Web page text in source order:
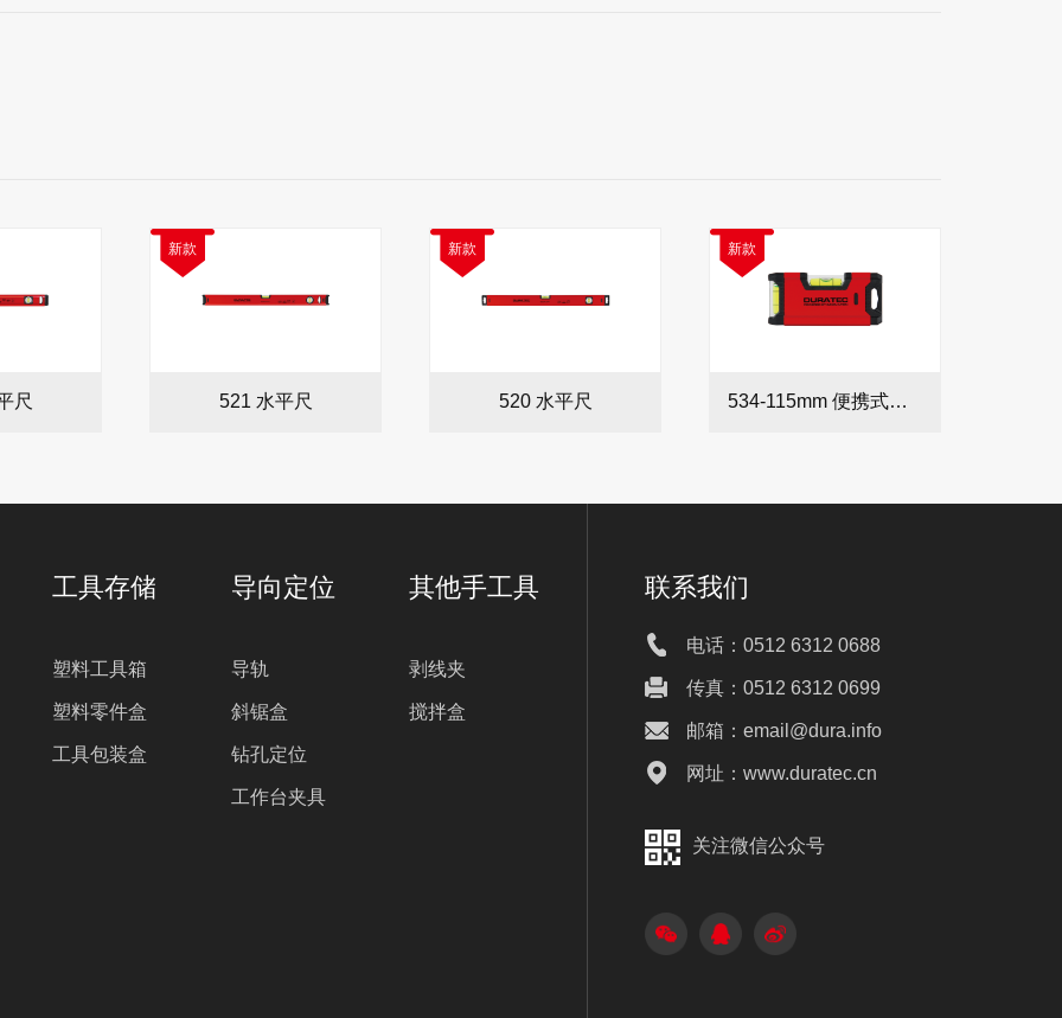
尺
新款
521 水平尺
新款
520 水平尺
新款
534-115mm 便携式水平尺
联系我们
电话：0512 6312 0688
传真：0512 6312 0699
邮箱：email@dura.info
网址：www.duratec.cn
关注微信公众号
工具存储
塑料工具箱
塑料零件盒
工具包装盒
导向定位
导轨
斜锯盒
钻孔定位
工作台夹具
其他手工具
剥线夹
搅拌盒